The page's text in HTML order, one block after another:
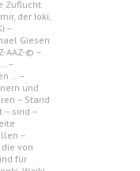
Zuflucht
der Ioki,
–
Giesen
AAZ-© –
–
… –
und
– Stand
– sind –
–
von
für